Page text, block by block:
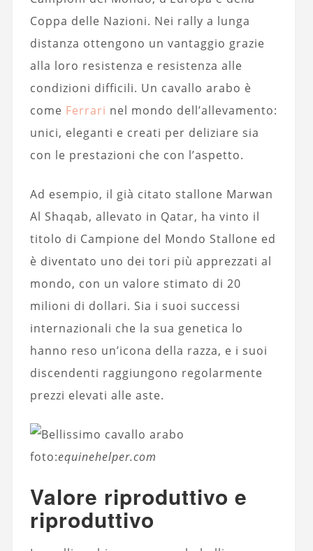
Coppa delle Nazioni. Nei rally a lunga
distanza ottengono un vantaggio grazie
alla loro resistenza e resistenza alle
condizioni difficili. Un cavallo arabo è
come Ferrari nel mondo dell’allevamento:
unici, eleganti e creati per deliziare sia
con le prestazioni che con l’aspetto.
Ad esempio, il già citato stallone Marwan
Al Shaqab, allevato in Qatar, ha vinto il
titolo di Campione del Mondo Stallone ed
è diventato uno dei tori più apprezzati al
mondo, con un valore stimato di 20
milioni di dollari. Sia i suoi successi
internazionali che la sua genetica lo
hanno reso un’icona della razza, e i suoi
discendenti raggiungono regolarmente
prezzi elevati alle aste.
foto:equinehelper.com
Valore riproduttivo e
riproduttivo